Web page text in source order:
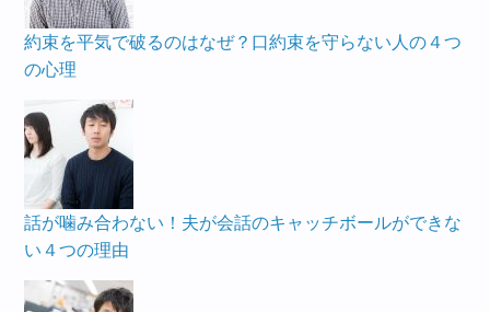
約束を平気で破るのはなぜ？口約束を守らない人の４つ
の心理
話が噛み合わない！夫が会話のキャッチボールができな
い４つの理由